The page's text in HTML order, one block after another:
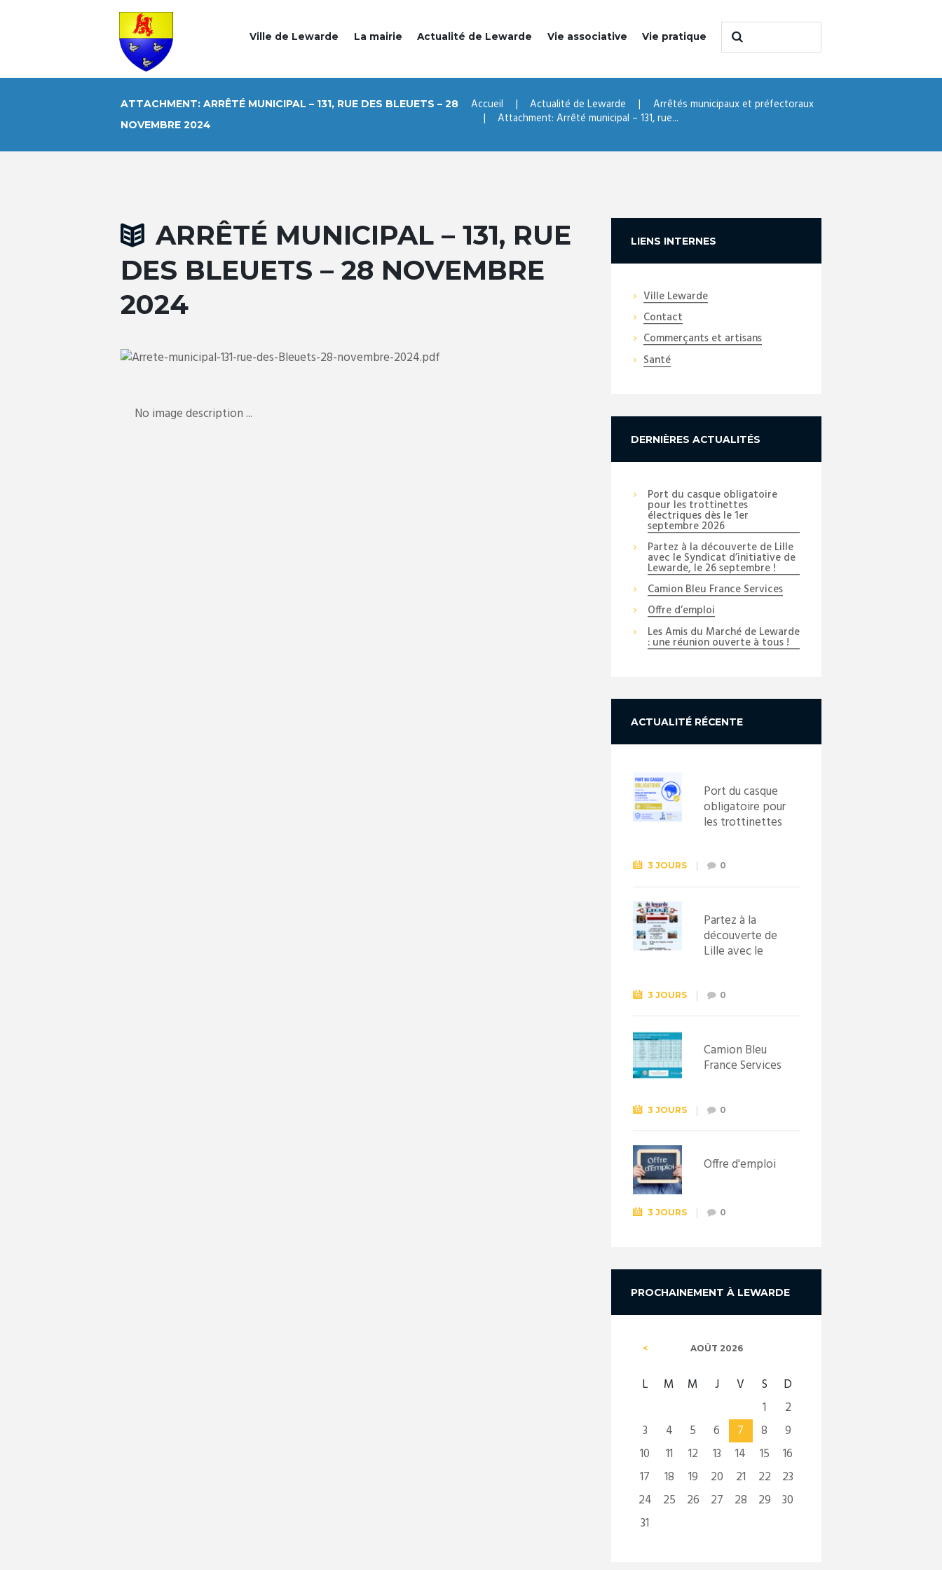
Ville de Lewarde La mairie Actualité de Lewarde Vie associative Vie pratique
ATTACHMENT: ARRÊTÉ MUNICIPAL – 131, RUE DES BLEUETS – 28
NOVEMBRE 2024
Accueil Actualité de Lewarde
Arrêtés municipaux et préfectoraux
Attachment: Arrêté municipal – 131, rue...
ARRÊTÉ MUNICIPAL – 131, RUE
DES BLEUETS – 28 NOVEMBRE
2024
No image description ...
LIENS INTERNES
Ville Lewarde
Contact
Commerçants et artisans
Santé
DERNIÈRES ACTUALITÉS
Port du casque obligatoire
pour les trottinettes
électriques dès le 1er
septembre 2026
Partez à la découverte de Lille
avec le Syndicat d’initiative de
Lewarde, le 26 septembre !
Camion Bleu France Services
Offre d’emploi
Les Amis du Marché de Lewarde
: une réunion ouverte à tous !
ACTUALITÉ RÉCENTE
Port du casque
obligatoire pour
les trottinettes
septembre
2026
3 JOURS 0
Partez à la
découverte de
Lille avec le
Lewarde, le 26
septembre !
3 JOURS 0
Camion Bleu
France Services
3 JOURS 0
Offre d'emploi
3 JOURS 0
PROCHAINEMENT À LEWARDE
AOÛT 2026
L M M J V S
D
1
2
3
4 5 6 7 8
9
10
11 12 13 14 15
16
17
18 19 20 21 22
23
24
25 26 27 28 29
30
31